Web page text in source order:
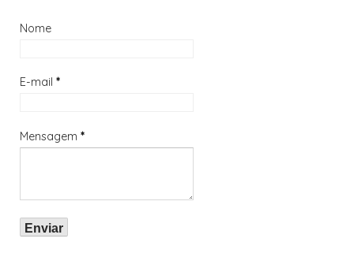
Nome
E-mail *
Mensagem *